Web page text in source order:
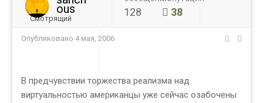
ous
Смотрящий
128 38
Опубликовано 4 мая, 2006
В предчувствии торжества реализма над
виртуальностью американцы уже сейчас озабочены